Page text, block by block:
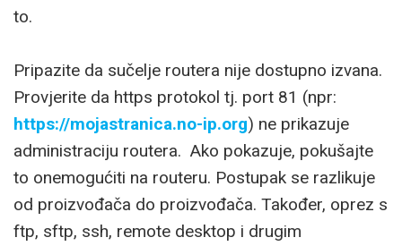
to.
Pripazite da sučelje routera nije dostupno izvana.
Provjerite da https protokol tj. port 81 (npr:
https://mojastranica.no-ip.org) ne prikazuje
administraciju routera. Ako pokazuje, pokušajte
to onemogućiti na routeru. Postupak se razlikuje
od proizvođača do proizvođača. Također, oprez s
ftp, sftp, ssh, remote desktop i drugim